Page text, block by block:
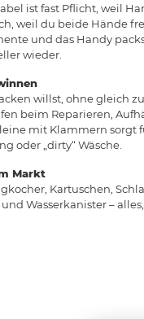
ist fast Pflicht, weil
weil du beide Hände
und das Handy
wieder.
willst, ohne gleich
beim Reparieren,
mit Klammern
oder „dirty“ Wäsche.
Markt
Kartuschen,
Wasserkanister –